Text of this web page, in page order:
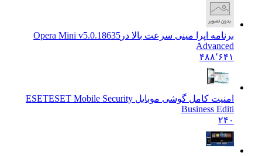
برنامه اپرا مینی سرعت بالا در Opera Mini v5.0.18635
Advanced
۴۸۸٬۶۴۱
امنیت کامل گوشی موبایل ESET ESET Mobile Security
Business Editi
۲۴۰